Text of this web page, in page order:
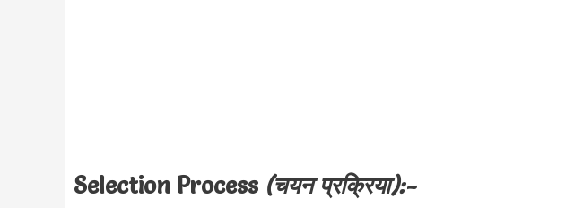
Selection Process (चयन प्रक्रिया):-